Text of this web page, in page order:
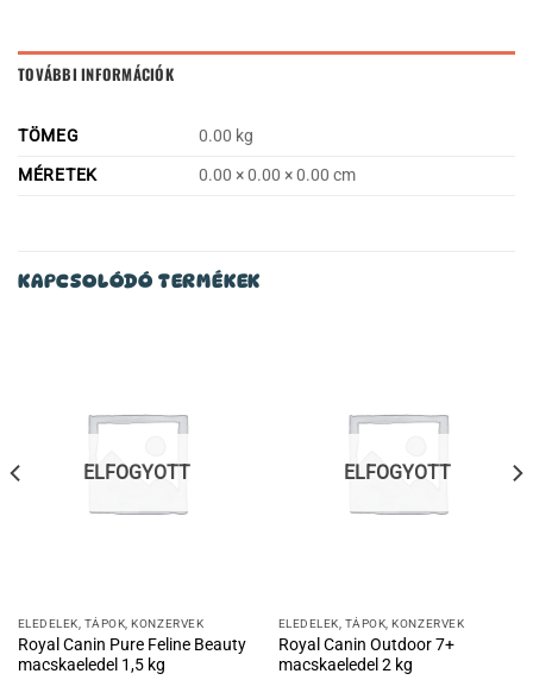
TOVÁBBI INFORMÁCIÓK
TÖMEG
0.00 kg
MÉRETEK
0.00 × 0.00 × 0.00 cm
KAPCSOLÓDÓ TERMÉKEK
ELFOGYOTT
ELEDELEK, TÁPOK, KONZERVEK
Royal Canin Pure Feline Beauty
macskaeledel 1,5 kg
ELFOGYOTT
ELEDELEK, TÁPOK, KONZERVEK
Royal Canin Outdoor 7+
macskaeledel 2 kg